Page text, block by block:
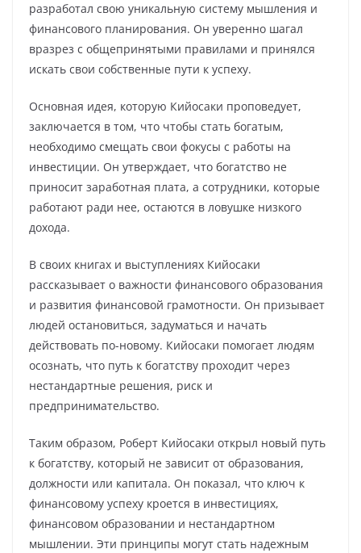
разработал свою уникальную систему мышления и
финансового планирования. Он уверенно шагал
вразрез с общепринятыми правилами и принялся
искать свои собственные пути к успеху.
Основная идея, которую Кийосаки проповедует,
заключается в том, что чтобы стать богатым,
необходимо смещать свои фокусы с работы на
инвестиции. Он утверждает, что богатство не
приносит заработная плата, а сотрудники, которые
работают ради нее, остаются в ловушке низкого
дохода.
В своих книгах и выступлениях Кийосаки
рассказывает о важности финансового образования
и развития финансовой грамотности. Он призывает
людей остановиться, задуматься и начать
действовать по-новому. Кийосаки помогает людям
осознать, что путь к богатству проходит через
нестандартные решения, риск и
предпринимательство.
Таким образом, Роберт Кийосаки открыл новый путь
к богатству, который не зависит от образования,
должности или капитала. Он показал, что ключ к
финансовому успеху кроется в инвестициях,
финансовом образовании и нестандартном
мышлении. Эти принципы могут стать надежным